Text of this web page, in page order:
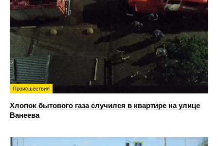
Происшествия
Хлопок бытового газа случился в квартире на улице
Ванеева